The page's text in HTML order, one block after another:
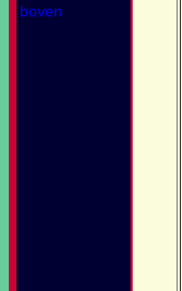
boven